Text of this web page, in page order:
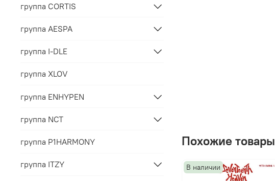
Похожие товары
В наличии
группа CORTIS
группа AESPA
группа I-DLE
группа XLOV
группа ENHYPEN
группа NCT
группа P1HARMONY
группа ITZY